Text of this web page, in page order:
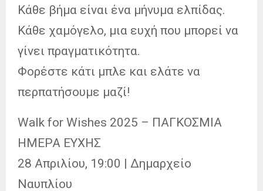
Κάθε βήμα είναι ένα μήνυμα ελπίδας.
Κάθε χαμόγελο, μια ευχή που μπορεί να
γίνει πραγματικότητα.
Φορέστε κάτι μπλε και ελάτε να
περπατήσουμε μαζί!
Walk for Wishes 2025 – ΠΑΓΚΟΣΜΙΑ
ΗΜΕΡΑ ΕΥΧΗΣ
28 Απριλίου, 19:00 | Δημαρχείο
Ναυπλίου